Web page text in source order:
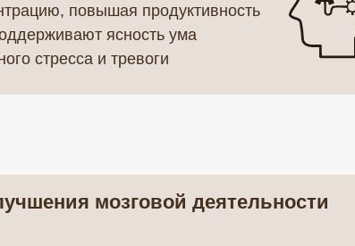
!
всю актуальную
и тревоги
мозговой деятельности